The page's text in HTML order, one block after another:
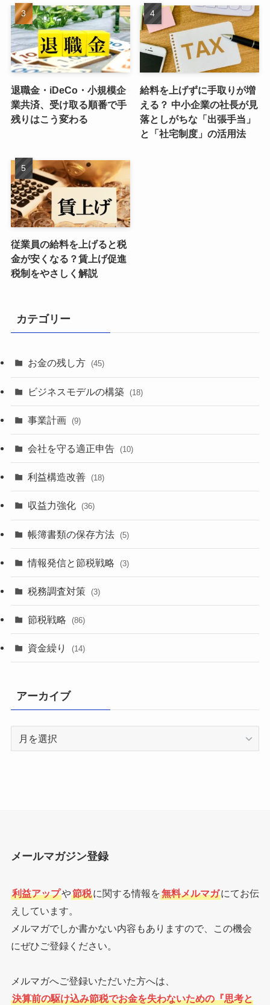
退職金・iDeCo・小規模企
業共済、受け取る順番で手
残りはこう変わる
給料を上げずに手取りが増
える？ 中小企業の社長が見
落としがちな「出張手当」
と「社宅制度」の活用法
従業員の給料を上げると税
金が安くなる？賃上げ促進
税制をやさしく解説
カテゴリー
お金の残し方 (45)
ビジネスモデルの構築 (18)
事業計画 (9)
会社を守る適正申告 (10)
利益構造改善 (18)
収益力強化 (36)
帳簿書類の保存方法 (5)
情報発信と節税戦略 (3)
税務調査対策 (3)
節税戦略 (86)
資金繰り (14)
アーカイブ
メールマガジン登録
利益アップや節税に関する情報を無料メルマガにてお伝
えしています。
メルマガでしか書かない内容もありますので、この機会
にぜひご登録ください。
メルマガへご登録いただいた方へは、
決算前の駆け込み節税でお金を失わないための『思考と